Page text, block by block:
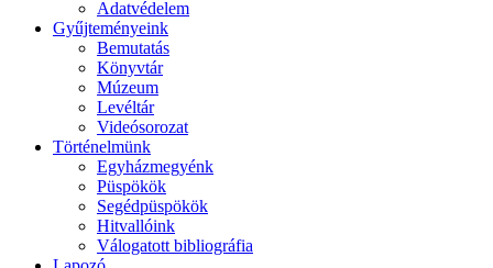
Adatvédelem
Gyűjteményeink
Bemutatás
Könyvtár
Múzeum
Levéltár
Videósorozat
Történelmünk
Egyházmegyénk
Püspökök
Segédpüspökök
Hitvallóink
Válogatott bibliográfia